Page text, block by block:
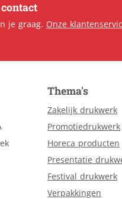
je graag. Onze
Thema's
Zakelijk drukwerk
Promotiedrukwerk
Horeca producten
Presentatie
Festival drukwerk
Verpakkingen